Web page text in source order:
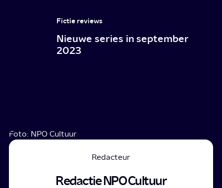
Fictie reviews
Nieuwe series in september
2023
Foto: NPO Cultuur
Redacteur
Redactie NPO Cultuur